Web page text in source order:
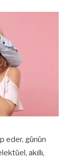
eder, günün
akıllı,